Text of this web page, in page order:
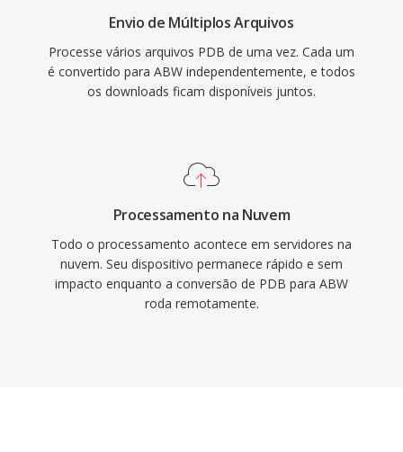
Envio de Múltiplos Arquivos
Processe vários arquivos PDB de uma vez. Cada um
é convertido para ABW independentemente, e todos
os downloads ficam disponíveis juntos.
Processamento na Nuvem
Todo o processamento acontece em servidores na
nuvem. Seu dispositivo permanece rápido e sem
impacto enquanto a conversão de PDB para ABW
roda remotamente.